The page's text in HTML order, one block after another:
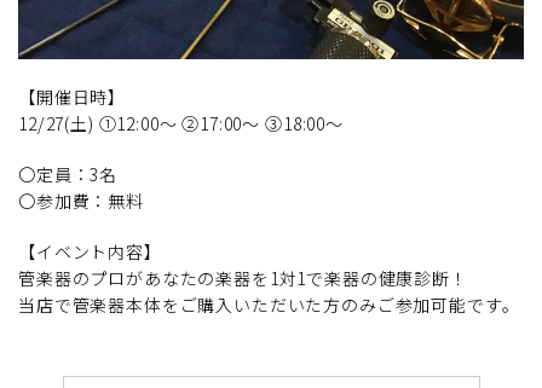
【開催日時】
12/27(土) ①12:00～ ②17:00～ ③18:00～
〇定員：3名
〇参加費：無料
【イベント内容】
管楽器のプロがあなたの楽器を1対1で楽器の健康診断！
当店で管楽器本体をご購入いただいた方のみご参加可能です。